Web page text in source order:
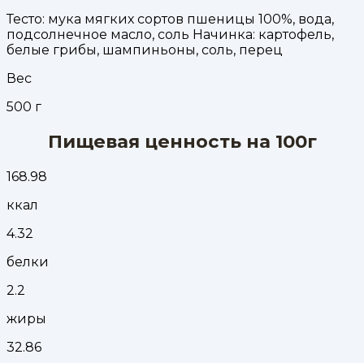
Тесто: мука мягких сортов пшеницы 100%, вода,
подсолнечное масло, соль Начинка: картофель,
белые грибы, шампиньоны, соль, перец
Вес
500 г
Пищевая ценность на 100г
168.98
ккал
4.32
белки
2.2
жиры
32.86